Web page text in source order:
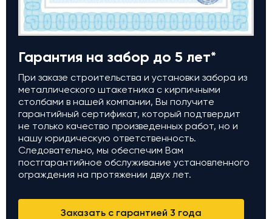
Гарантия на забор до 5 лет*
При заказе строительства и установки забора из
металлического штакетника с кирпичными
столбами в нашей компании, Вы получите
гарантийный сертификат, который подтвердит
не только качество произведенных работ, но и
нашу юридическую ответственность.
Следовательно, мы обеспечим Вам
постгарантийное обслуживание установленного
ограждения на протяжении двух лет.
Заказать с гарантией 3 года